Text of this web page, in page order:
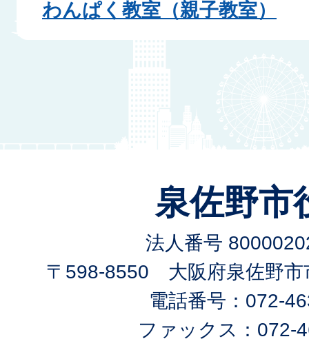
わんぱく教室（親子教室）
泉佐野市
法人番号
〒598-8550 大阪府泉佐野市
電話番号：072-
ファックス：072-